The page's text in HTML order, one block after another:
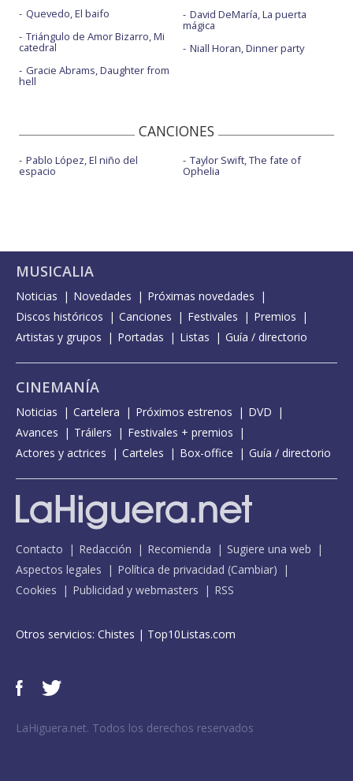
Quevedo, El baifo
Triángulo de Amor Bizarro, Mi
catedral
Gracie Abrams, Daughter from
hell
David DeMaría, La puerta
mágica
Niall Horan, Dinner party
CANCIONES
Pablo López, El niño del
espacio
Taylor Swift, The fate of
Ophelia
MUSICALIA
Noticias Novedades
Próximas novedades
Discos históricos
Canciones Festivales
Premios
Artistas y grupos
Portadas Listas Guía / directorio
CINEMANÍA
Noticias Cartelera Próximos estrenos
DVD
Avances
Tráilers
Festivales + premios
Actores y actrices
Carteles Box-office Guía / directorio
Contacto Redacción Recomienda
Sugiere una web
Aspectos legales
Política de privacidad (Cambiar)
Cookies
Publicidad y webmasters RSS
Otros servicios: Chistes | Top10Listas.com
LaHiguera.net. Todos los derechos reservados